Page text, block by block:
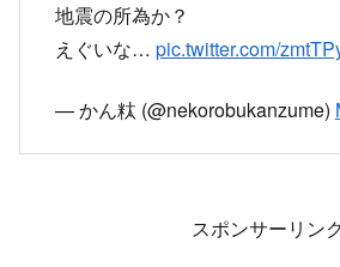
地震の所為か？
えぐいな… pic.twitter.com/
— かん粏 (@nekorobukanzume)
スポンサーリン